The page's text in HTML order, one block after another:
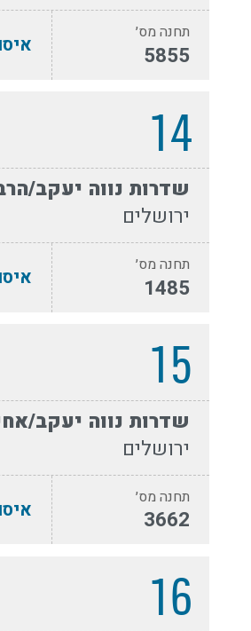
תחנה מס׳
5855
14
שדרות נווה יעקב/
ירושלים
תחנה מס׳
1485
15
שדרות נווה יעקב/
ירושלים
תחנה מס׳
3662
16